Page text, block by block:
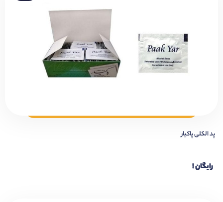
پد الکلی پاکیار
رایگان !